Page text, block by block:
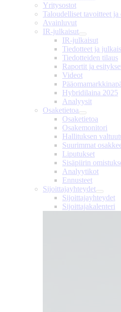
Yritysostot
Taloudelliset tavoitteet
Avainluvut
IR-julkaisut
IR-julkaisut
Tiedotteet ja
Tiedotteiden tilaus
Raportit ja
Videot
Hybridilaina 2025
Analyysit
Osaketietoa
Osaketietoa
Osakemonitori
Hallituksen
Suurimmat
Liputukset
Sisäpiirin
Analyytikot
Ennusteet
Sijoittajayhteydet
Sijoittajayhteydet
Sijoittajakalenteri